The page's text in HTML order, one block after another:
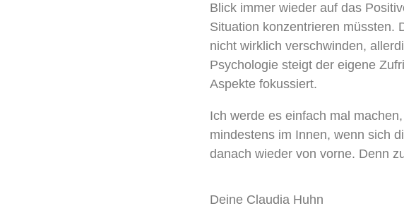
Blick immer wieder auf das
Situation konzentrieren müssten.
nicht wirklich verschwinden,
Psychologie steigt der eigene
Aspekte fokussiert.
Ich werde es einfach mal
mindestens im Innen, wenn sich
danach wieder von vorne. Denn
Deine Claudia Huhn